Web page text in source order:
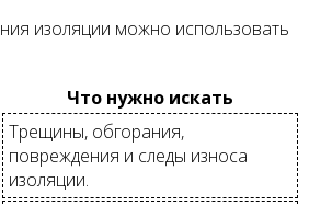
изоляции можно использовать
Что нужно искать
Трещины, обгорания,
повреждения и следы износа
изоляции.